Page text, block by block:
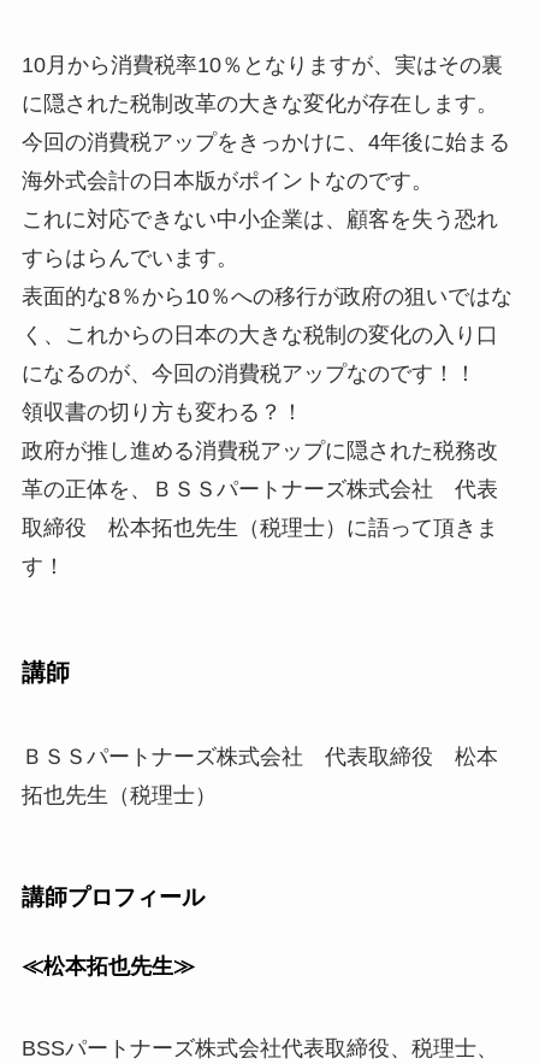
10月から消費税率10％となりますが、実はその裏
に隠された税制 改革の大きな変化が存在します。
今回の消費税アップをきっかけに、4年後に始まる
海外式会計の日 本版がポイントなのです。
これに対応できない中小企業は、顧客を失う恐れ
すらはらんでいま す。
表面的な8％から10％への移行が政府の狙いではな
く、これからの日本の大きな税制の変化の入り口
になるのが、今回の消費税アップなのです！！
領収書の切り方も変わる？！
政府が推し進める消費税アップに隠された税務改
革の正体を、ＢＳＳパートナーズ株式会社 代表
取締役 松本拓也先生（税理士）に語って頂きま
す！
講師
ＢＳＳパートナーズ株式会社 代表取締役 松本
拓也先生（税理士）
講師プロフィール
≪松本拓也先生≫
BSSパートナーズ株式会社代表取締役、税理士、